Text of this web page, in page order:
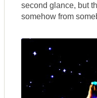
second glance, but
somehow from